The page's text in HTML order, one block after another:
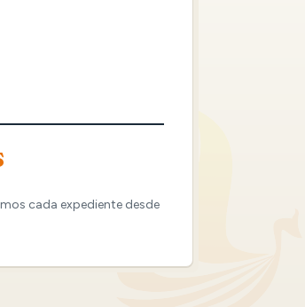
cada expediente desde